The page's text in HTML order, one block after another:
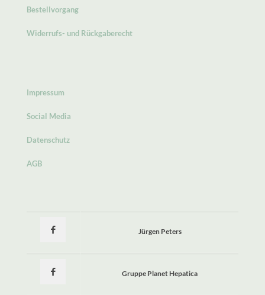
Bestellvorgang
Widerrufs- und Rückgaberecht
Impressum
Social Media
Datenschutz
AGB
Jürgen Peters
Gruppe Planet Hepatica